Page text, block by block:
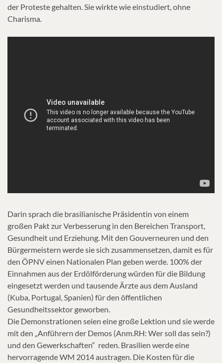
der Proteste gehalten. Sie wirkte wie einstudiert, ohne
Charisma.
Darin sprach die brasilianische Präsidentin von einem
großen Pakt zur Verbesserung in den Bereichen Transport,
Gesundheit und Erziehung. Mit den Gouverneuren und den
Bürgermeistern werde sie sich zusammensetzen, damit es für
den ÖPNV einen Nationalen Plan geben werde. 100% der
Einnahmen aus der Erdölförderung würden für die Bildung
eingesetzt werden und tausende Ärzte aus dem Ausland
(Kuba, Portugal, Spanien) für den öffentlichen
Gesundheitssektor geworben.
Die Demonstrationen seien eine große Lektion und sie werde
mit den „Anführern der Demos (Anm.RH: Wer soll das sein?)
und den Gewerkschaften“ reden. Brasilien werde eine
hervorragende WM 2014 austragen. Die Kosten für die